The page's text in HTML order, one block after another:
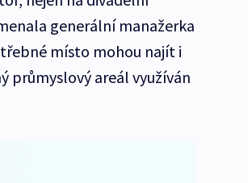
generální manažerka
místo mohou najít i
průmyslový areál využíván